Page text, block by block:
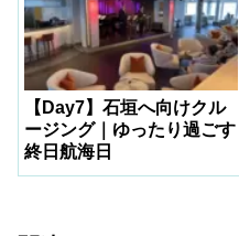
【Day7】石垣へ向けクル
ージング｜ゆったり過ごす
終日航海日